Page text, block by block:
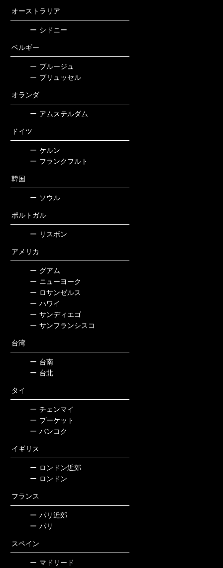
オーストラリア
ー シドニー
ベルギー
ー ブルージュ
ー ブリュッセル
オランダ
ー アムステルダム
ドイツ
ー ケルン
ー フランクフルト
韓国
ー ソウル
ポルトガル
ー リスボン
アメリカ
ー グアム
ー ニューヨーク
ー ロサンゼルス
ー ハワイ
ー サンディエゴ
ー サンフランシスコ
台湾
ー 台南
ー 台北
タイ
ー チェンマイ
ー プーケット
ー バンコク
イギリス
ー ロンドン近郊
ー ロンドン
フランス
ー パリ近郊
ー パリ
スペイン
ー マドリード